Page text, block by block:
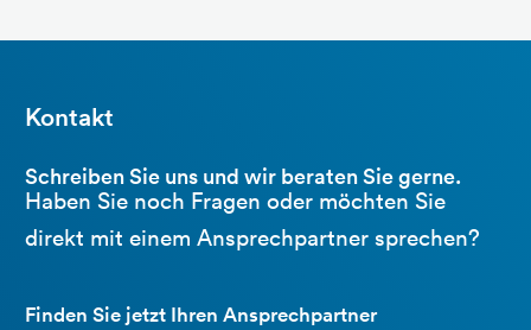
Kontakt
Schreiben Sie uns und wir beraten Sie gerne.
Haben Sie noch Fragen oder möchten Sie
direkt mit einem Ansprechpartner sprechen?
Finden Sie jetzt Ihren Ansprechpartner